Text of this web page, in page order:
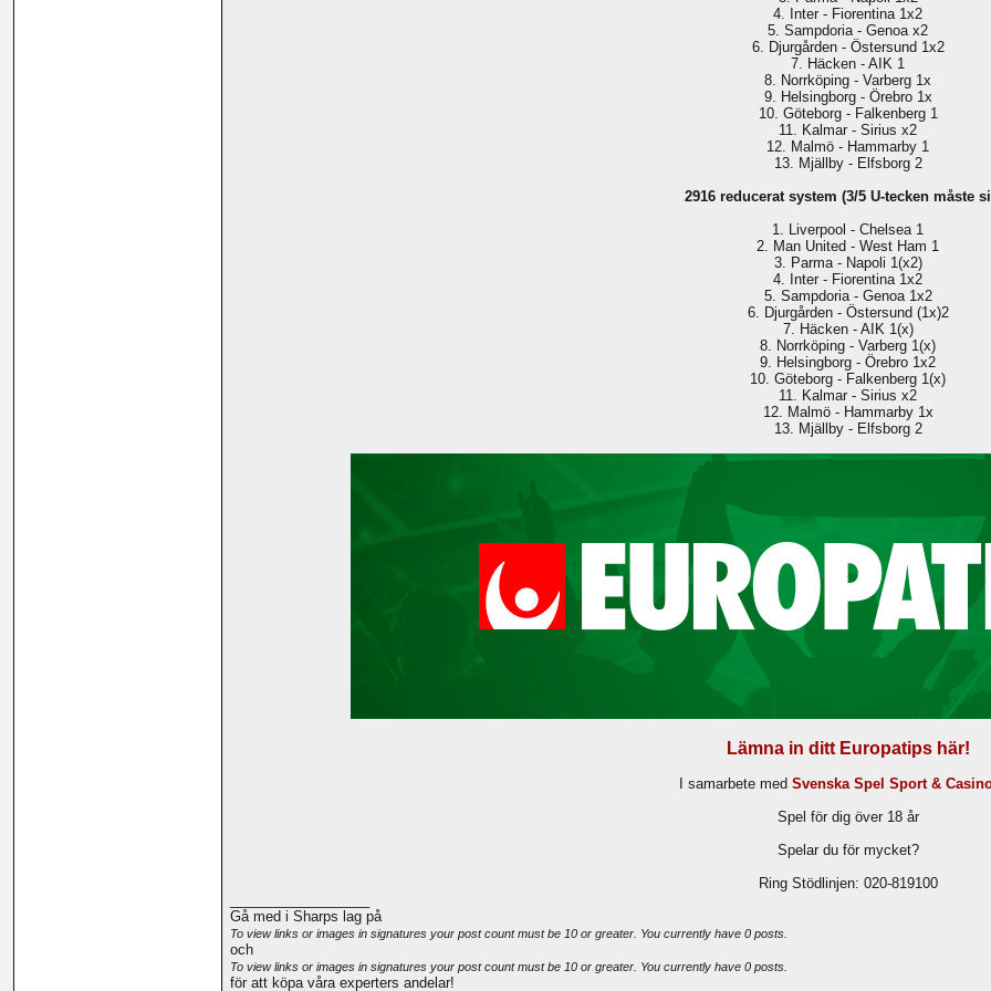
4. Inter - Fiorentina 1x2
5. Sampdoria - Genoa x2
6. Djurgården - Östersund 1x2
7. Häcken - AIK 1
8. Norrköping - Varberg 1x
9. Helsingborg - Örebro 1x
10. Göteborg - Falkenberg 1
11. Kalmar - Sirius x2
12. Malmö - Hammarby 1
13. Mjällby - Elfsborg 2
2916 reducerat system (3/5 U-tecken måste
1. Liverpool - Chelsea 1
2. Man United - West Ham 1
3. Parma - Napoli 1(x2)
4. Inter - Fiorentina 1x2
5. Sampdoria - Genoa 1x2
6. Djurgården - Östersund (1x)2
7. Häcken - AIK 1(x)
8. Norrköping - Varberg 1(x)
9. Helsingborg - Örebro 1x2
10. Göteborg - Falkenberg 1(x)
11. Kalmar - Sirius x2
12. Malmö - Hammarby 1x
13. Mjällby - Elfsborg 2
Lämna in ditt Europatips här!
I samarbete med Svenska Spel Sport &
Spel för dig över 18 år
Spelar du för mycket?
Ring Stödlinjen: 020-819100
Gå med i Sharps lag på
To view links or images in signatures your post count must be 10 or greater. You currently have 0 posts.
och
To view links or images in signatures your post count must be 10 or greater. You currently have 0 posts.
för att köpa våra experters andelar!